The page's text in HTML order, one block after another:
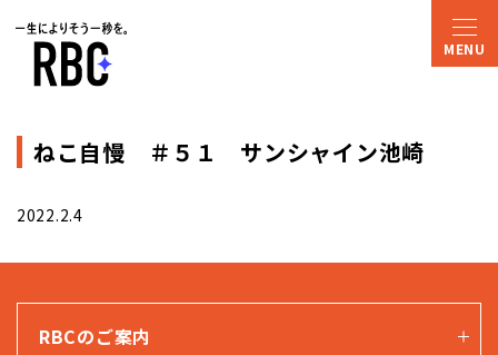
ねこ自慢 ＃５１ サンシャイン池崎
2022.2.4
RBCのご案内